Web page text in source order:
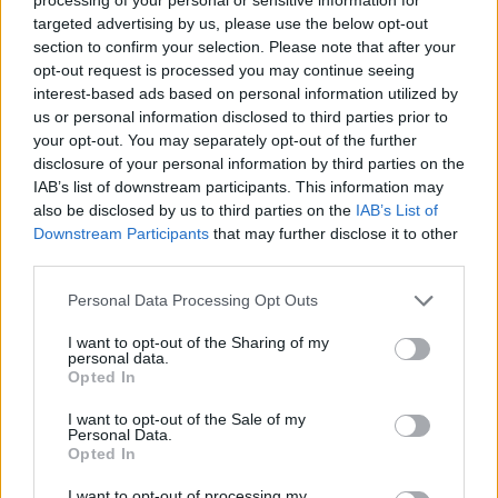
targeted advertising by us, please use the below opt-out
section to confirm your selection. Please note that after your
opt-out request is processed you may continue seeing
interest-based ads based on personal information utilized by
us or personal information disclosed to third parties prior to
your opt-out. You may separately opt-out of the further
disclosure of your personal information by third parties on the
IAB’s list of downstream participants. This information may
also be disclosed by us to third parties on the IAB’s List of
Downstream Participants that may further disclose it to other
Please note that this website/app uses one or more Google
not limited to your visit or usage behaviour. You may click to
grant or deny consent to Google and its third-party tags to
use your data for below specified purposes in below Google
consent section.
Personal Data Processing Opt Outs
I want to opt-out of the Sharing of my
personal data.
Opted In
I want to opt-out of the Sale of my
Personal Data.
Opted In
menekülőutat, már akit nem parancsol párjuk a
rendhagyó romantikázásra. Az akciófilm vagány
előzetessel bír, de különlegességére nem hívta fel
igazán a figyelmet, szóval a hosszú távú
érvényesülés itt a kalapban van. A kezdet azért 20
millió közelébe remélhető.
> a top 10 (hivatalos becsült adatok)
# volt
film
hétvégi
1 Amerikai mesterlövész
$24.2m
ú A hetedik fiú
$7.1m
3 Paddington
7 Kódjátszma
$4.9m
6 Bérhaverok